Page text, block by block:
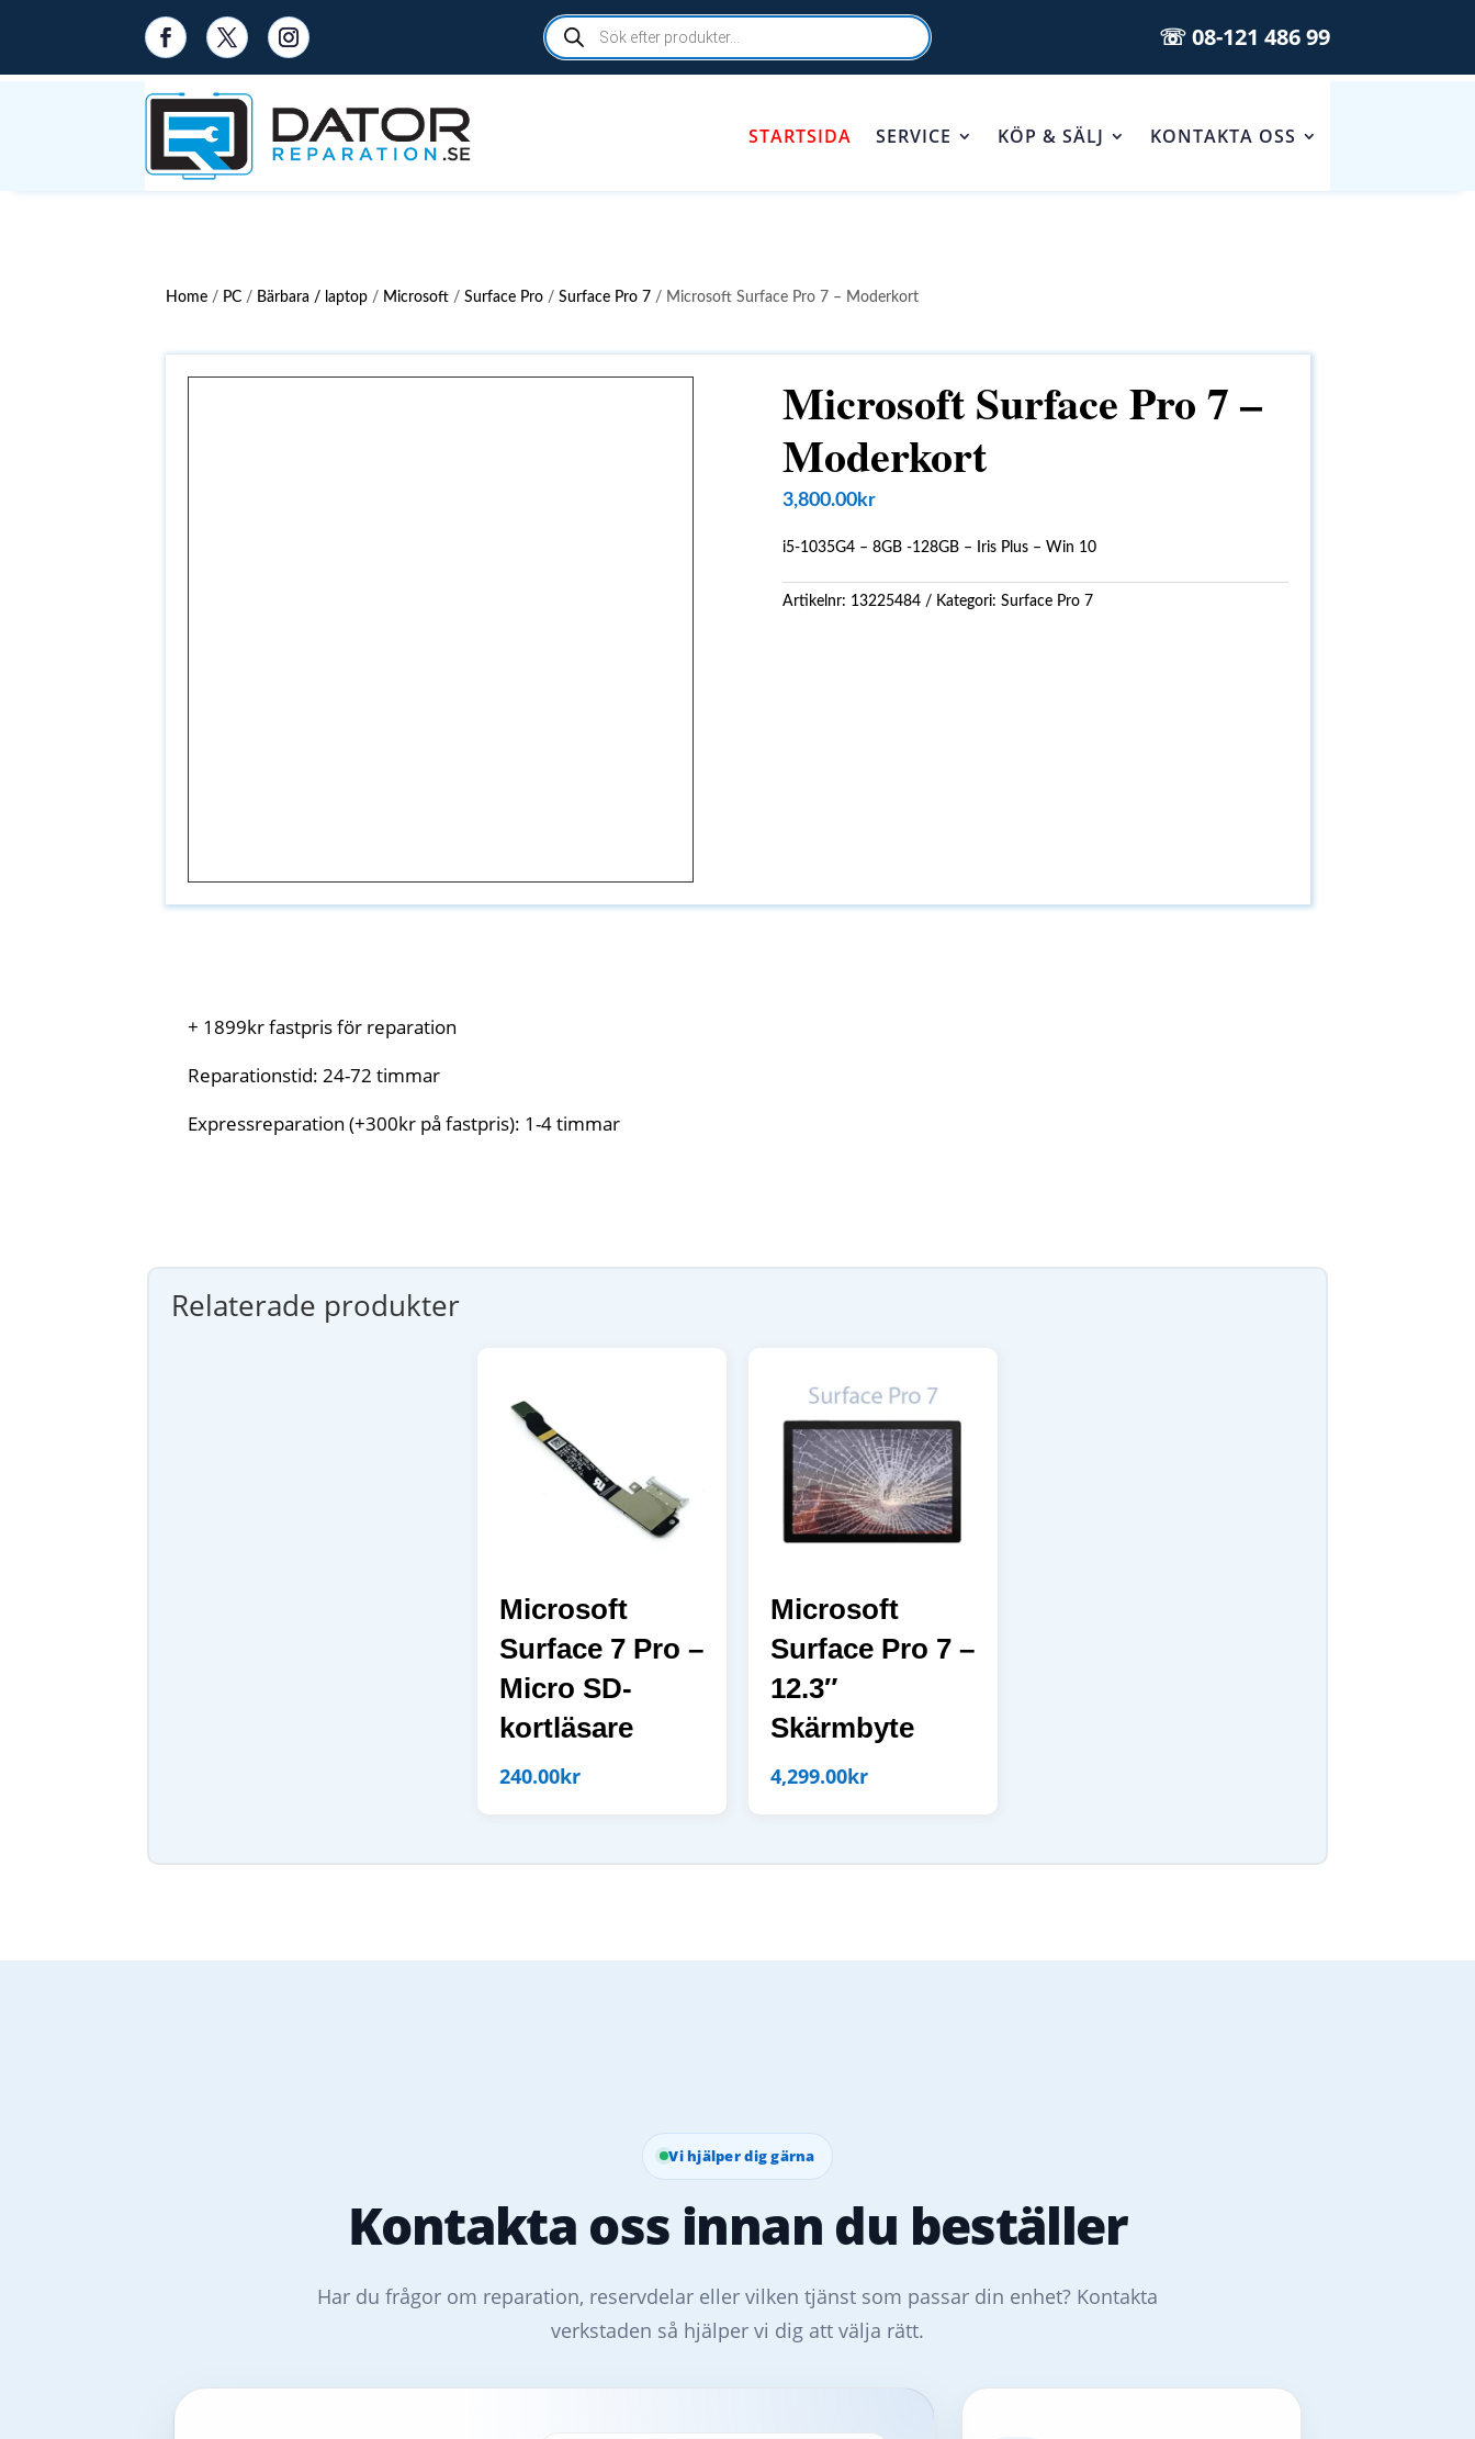
Products
search ☏ 08-121 486 99
STARTSIDA SERVICE KÖP & SÄLJ KONTAKTA OSS
Home / PC / Bärbara / laptop / Microsoft /Surface Pro /Surface Pro 7 / Microsoft Surface Pro 7 – Moderkort
Microsoft Surface Pro 7 –
Moderkort
3,800.00kr
i5-1035G4 – 8GB -128GB – Iris Plus – Win 10
Artikelnr: 13225484 Kategori: Surface Pro 7
+ 1899kr fastpris för reparation
Reparationstid: 24-72 timmar
Expressreparation (+300kr på fastpris): 1-4 timmar
Relaterade produkter
Microsoft
Surface 7 Pro –
Micro SD-
kortläsare
240.00kr
Microsoft
Surface Pro 7 –
12.3″
Skärmbyte
4,299.00kr
Vi hjälper dig gärna
Kontakta oss innan du beställer
Har du frågor om reparation, reservdelar eller vilken tjänst som passar din enhet? Kontakta
verkstaden så hjälper vi dig att välja rätt.